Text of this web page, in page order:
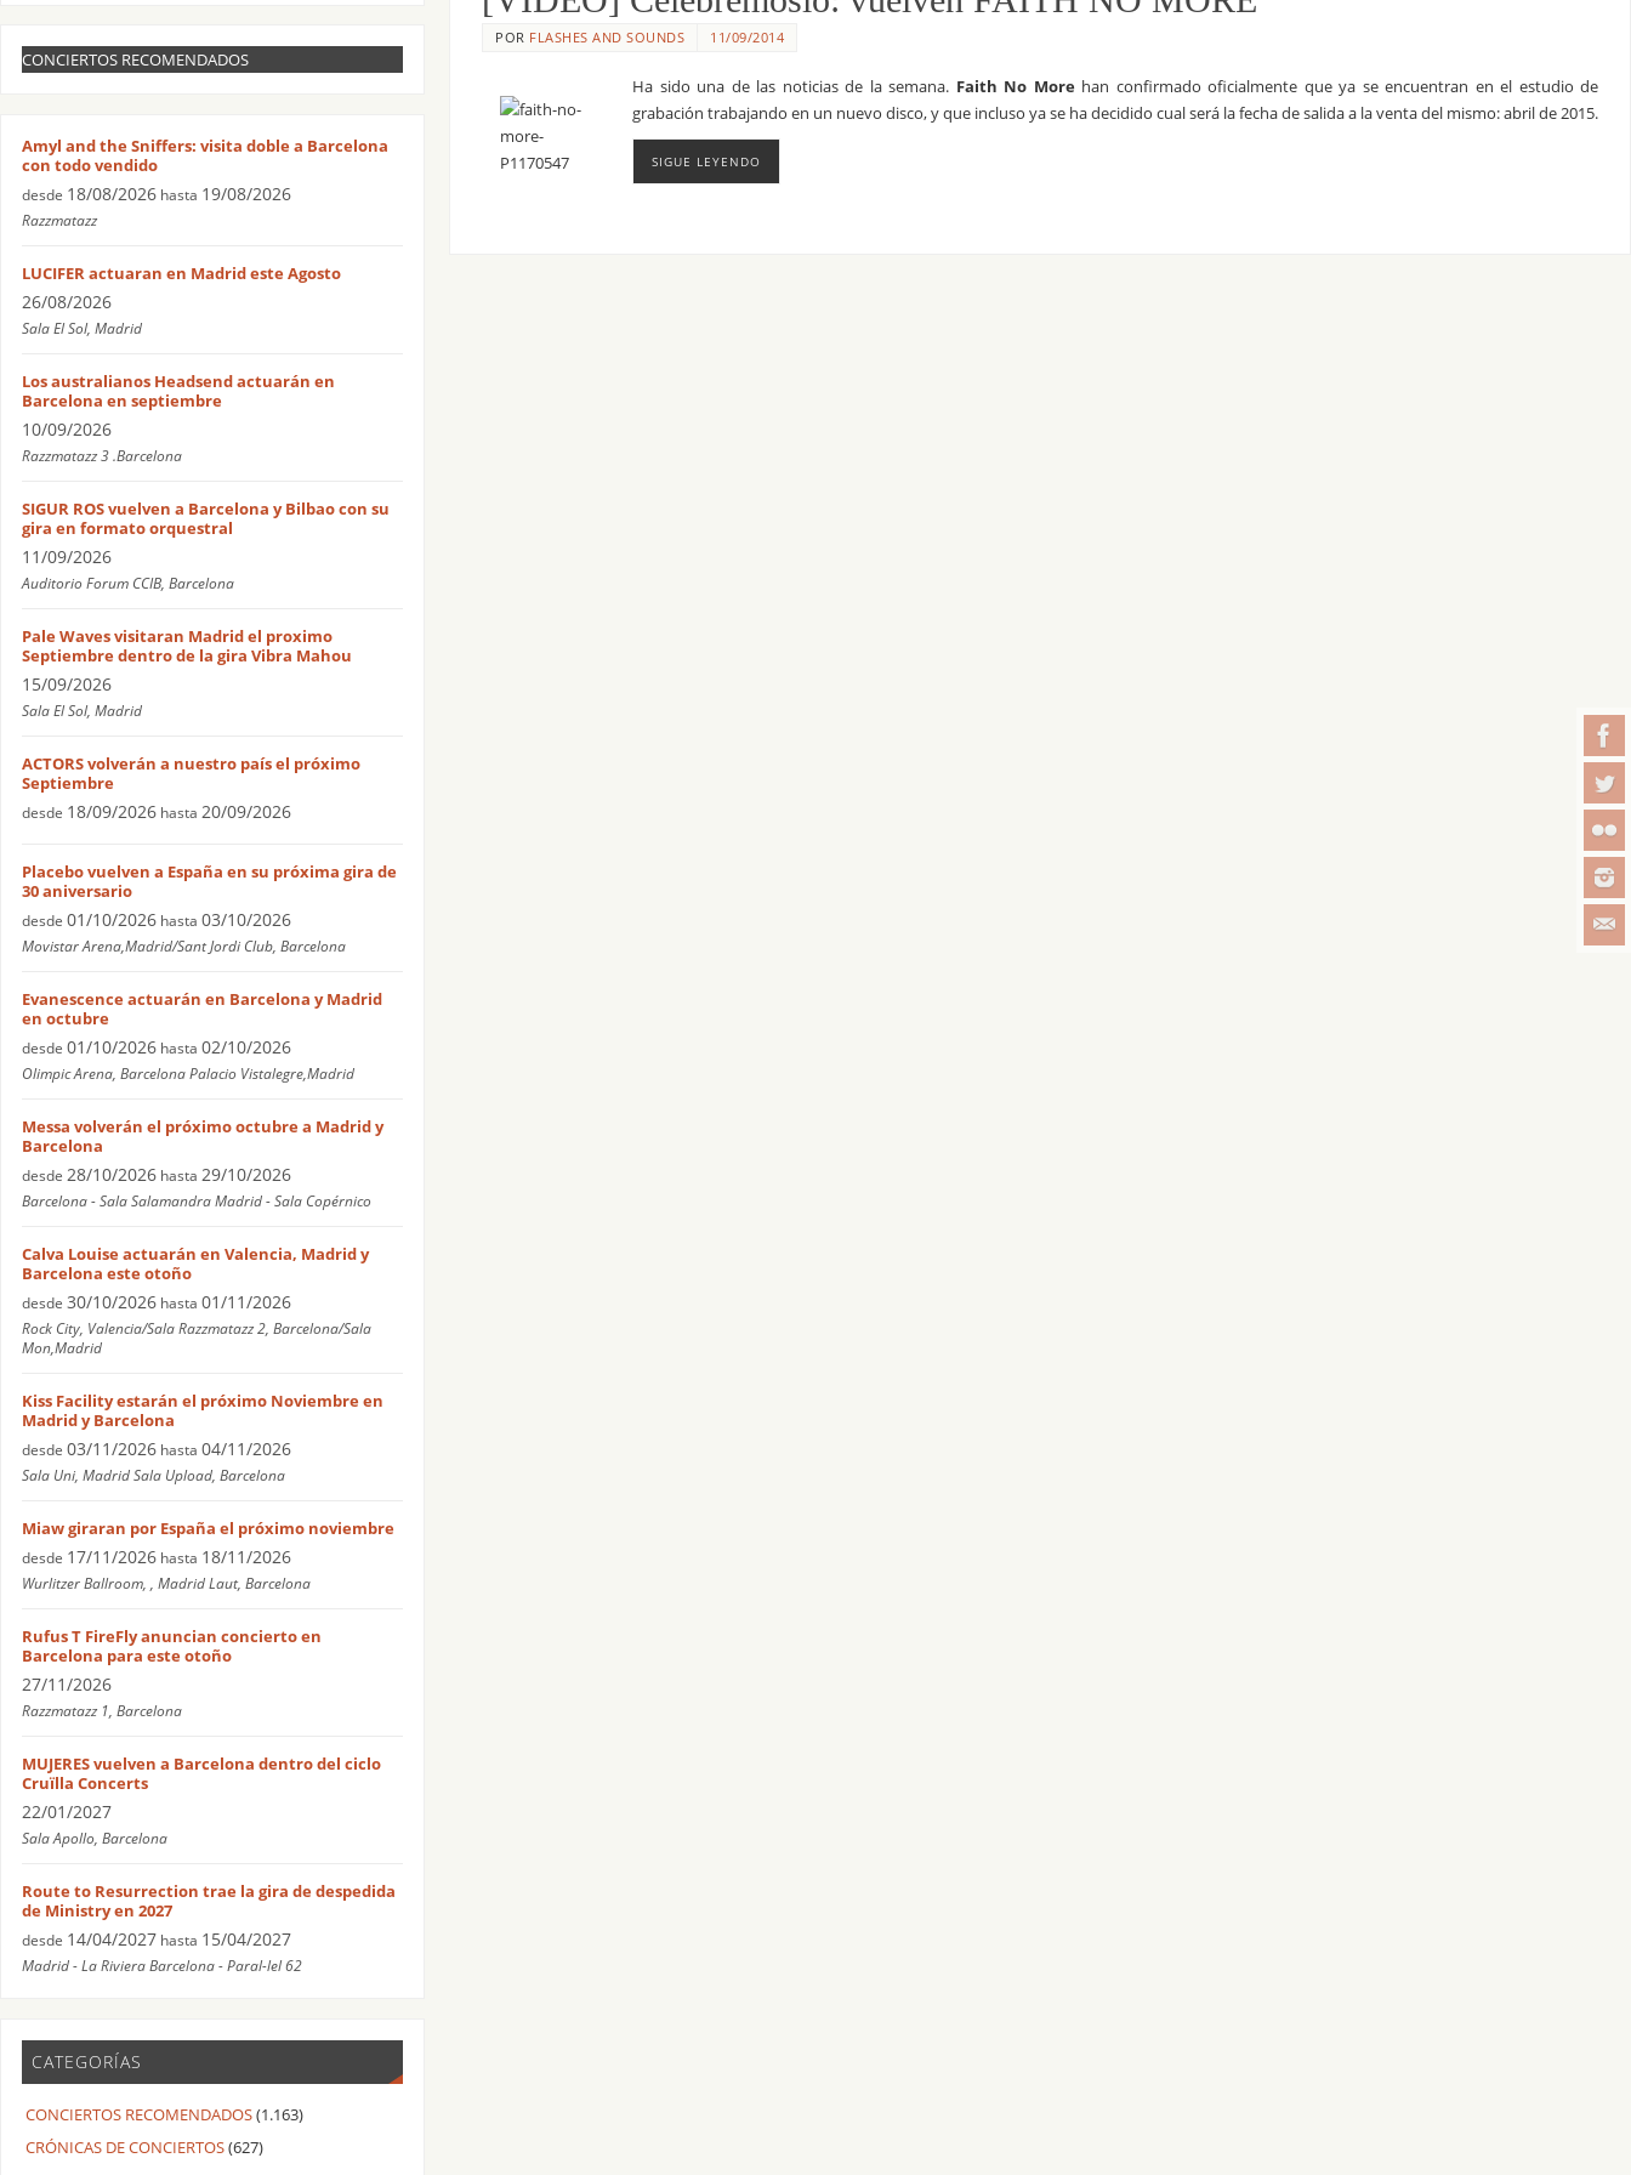
POR FLASHES AND SOUNDS 11/09/2014
Ha sido una de las noticias de la semana. Faith No Morehan confirmado oficialmente que ya se encuentran en el estudio de
grabación trabajando en un nuevo disco, y que incluso ya se ha decidido cual será la fecha de salida a la venta del mismo: abril de 2015.
SIGUE LEYENDO
CONCIERTOS RECOMENDADOS
Amyl and the Sniffers: visita doble a Barcelona
con todo vendido
desde 18/08/2026 hasta 19/08/2026
Razzmatazz
LUCIFER actuaran en Madrid este Agosto
26/08/2026
Sala El Sol, Madrid
Los australianos Headsend actuarán en
Barcelona en septiembre
10/09/2026
Razzmatazz 3 .Barcelona
SIGUR ROS vuelven a Barcelona y Bilbao con su
gira en formato orquestral
11/09/2026
Auditorio Forum CCIB, Barcelona
Pale Waves visitaran Madrid el proximo
Septiembre dentro de la gira Vibra Mahou
15/09/2026
Sala El Sol, Madrid
ACTORS volverán a nuestro país el próximo
Septiembre
desde 18/09/2026 hasta 20/09/2026
Placebo vuelven a España en su próxima gira de
30 aniversario
desde 01/10/2026 hasta 03/10/2026
Movistar Arena,Madrid/Sant Jordi Club, Barcelona
Evanescence actuarán en Barcelona y Madrid
en octubre
desde 01/10/2026 hasta 02/10/2026
Olimpic Arena, Barcelona Palacio Vistalegre,Madrid
Messa volverán el próximo octubre a Madrid y
Barcelona
desde 28/10/2026 hasta 29/10/2026
Barcelona - Sala Salamandra Madrid - Sala Copérnico
Calva Louise actuarán en Valencia, Madrid y
Barcelona este otoño
desde 30/10/2026 hasta 01/11/2026
Rock City, Valencia/Sala Razzmatazz 2, Barcelona/Sala
Mon,Madrid
Kiss Facility estarán el próximo Noviembre en
Madrid y Barcelona
desde 03/11/2026 hasta 04/11/2026
Sala Uni, Madrid Sala Upload, Barcelona
Miaw giraran por España el próximo noviembre
desde 17/11/2026 hasta 18/11/2026
Wurlitzer Ballroom, , Madrid Laut, Barcelona
Rufus T FireFly anuncian concierto en
Barcelona para este otoño
27/11/2026
Razzmatazz 1, Barcelona
MUJERES vuelven a Barcelona dentro del ciclo
Cruïlla Concerts
22/01/2027
Sala Apollo, Barcelona
Route to Resurrection trae la gira de despedida
de Ministry en 2027
desde 14/04/2027 hasta 15/04/2027
Madrid - La Riviera Barcelona - Paral-lel 62
CATEGORÍAS
CONCIERTOS RECOMENDADOS(1.163)
CRÓNICAS DE CONCIERTOS(627)